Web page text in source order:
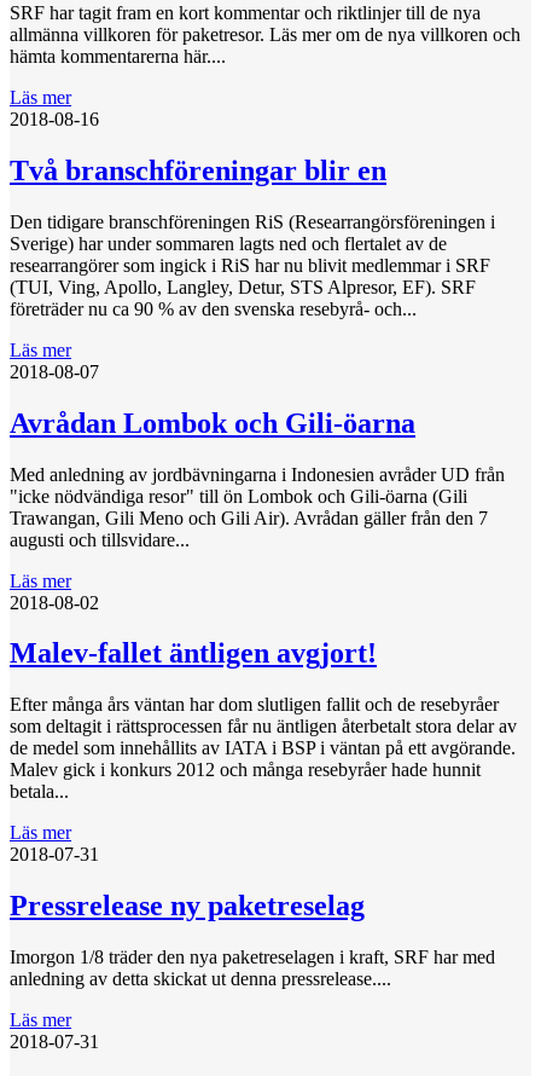
SRF har tagit fram en kort kommentar och riktlinjer till de nya
allmänna villkoren för paketresor. Läs mer om de nya villkoren och
hämta kommentarerna här....
Läs mer
2018-08-16
Två branschföreningar blir en
Den tidigare branschföreningen RiS (Researrangörsföreningen i
Sverige) har under sommaren lagts ned och flertalet av de
researrangörer som ingick i RiS har nu blivit medlemmar i SRF
(TUI, Ving, Apollo, Langley, Detur, STS Alpresor, EF). SRF
företräder nu ca 90 % av den svenska resebyrå- och...
Läs mer
2018-08-07
Avrådan Lombok och Gili-öarna
Med anledning av jordbävningarna i Indonesien avråder UD från
"icke nödvändiga resor" till ön Lombok och Gili-öarna (Gili
Trawangan, Gili Meno och Gili Air). Avrådan gäller från den 7
augusti och tillsvidare...
Läs mer
2018-08-02
Malev-fallet äntligen avgjort!
Efter många års väntan har dom slutligen fallit och de resebyråer
som deltagit i rättsprocessen får nu äntligen återbetalt stora delar av
de medel som innehållits av IATA i BSP i väntan på ett avgörande.
Malev gick i konkurs 2012 och många resebyråer hade hunnit
betala...
Läs mer
2018-07-31
Pressrelease ny paketreselag
Imorgon 1/8 träder den nya paketreselagen i kraft, SRF har med
anledning av detta skickat ut denna pressrelease....
Läs mer
2018-07-31